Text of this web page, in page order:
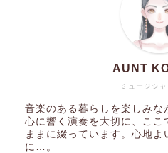
ミュージシ
AUNT
音楽のある暮らしを楽しみな
心に響く演奏を大切に、ここ
ままに綴っています。心地よ
に…。